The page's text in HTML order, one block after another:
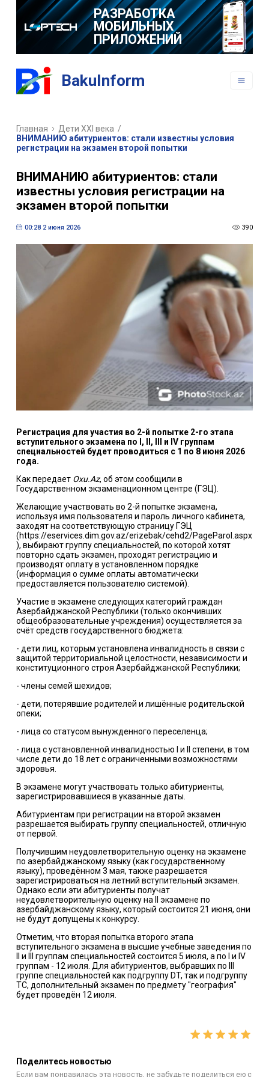
РАЗРАБОТКА
МОБИЛЬНЫХ
ПРИЛОЖЕНИЙ
BakuInform
Главная Дети XXI века /
ВНИМАНИЮ абитуриентов: стали известны условия
регистрации на экзамен второй попытки
ВНИМАНИЮ абитуриентов: стали
известны условия регистрации на
экзамен второй попытки
00:28 2 июня 2026 390
Регистрация для участия во 2-й попытке 2-го этапа
вступительного экзамена по I, II, III и IV группам
специальностей будет проводиться с 1 по 8 июня 2026
года.
Как передает Oxu.Az, об этом сообщили в
Государственном экзаменационном центре (ГЭЦ).
Желающие участвовать во 2-й попытке экзамена,
используя имя пользователя и пароль личного кабинета,
заходят на соответствующую страницу ГЭЦ
(https://eservices.dim.gov.az/erizebak/cehd2/PageParol.aspx
), выбирают группу специальностей, по которой хотят
повторно сдать экзамен, проходят регистрацию и
производят оплату в установленном порядке
(информация о сумме оплаты автоматически
предоставляется пользователю системой).
Участие в экзамене следующих категорий граждан
Азербайджанской Республики (только окончивших
общеобразовательные учреждения) осуществляется за
счёт средств государственного бюджета:
- дети лиц, которым установлена инвалидность в связи с
защитой территориальной целостности, независимости и
конституционного строя Азербайджанской Республики;
- члены семей шехидов;
- дети, потерявшие родителей и лишённые родительской
опеки;
- лица со статусом вынужденного переселенца;
- лица с установленной инвалидностью I и II степени, в том
числе дети до 18 лет с ограниченными возможностями
здоровья.
В экзамене могут участвовать только абитуриенты,
зарегистрировавшиеся в указанные даты.
Абитуриентам при регистрации на второй экзамен
разрешается выбирать группу специальностей, отличную
от первой.
Получившим неудовлетворительную оценку на экзамене
по азербайджанскому языку (как государственному
языку), проведённом 3 мая, также разрешается
зарегистрироваться на летний вступительный экзамен.
Однако если эти абитуриенты получат
неудовлетворительную оценку на II экзамене по
азербайджанскому языку, который состоится 21 июня, они
не будут допущены к конкурсу.
Отметим, что вторая попытка второго этапа
вступительного экзамена в высшие учебные заведения по
II и III группам специальностей состоится 5 июля, а по I и IV
группам - 12 июля. Для абитуриентов, выбравших по III
группе специальностей как подгруппу DT, так и подгруппу
TC, дополнительный экзамен по предмету "география"
будет проведён 12 июля.
Поделитесь новостью
Если вам понравилась эта новость, не забудьте поделиться ею с